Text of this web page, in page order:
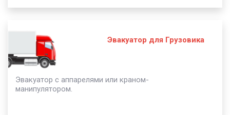
Эвакуатор для Грузовика
Эвакуатор с аппарелями или краном-
манипулятором.